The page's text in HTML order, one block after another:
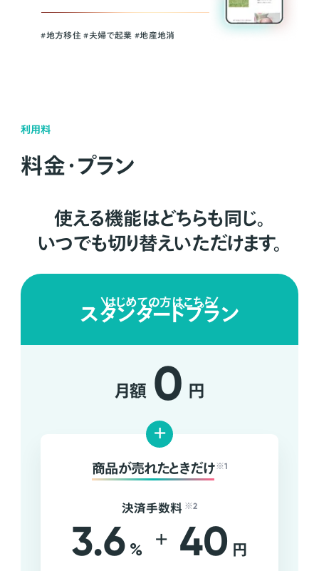
#地方移住 #夫婦で起業 #地産地消
利用料
料金・プラン
使える機能はどちらも同じ。
いつでも切り替えいただけます。
はじめての方はこちら
スタンダードプラン
月額 0 円
+
商品が売れたときだけ ※1
決済手数料 ※2
3.6 % + 40 円